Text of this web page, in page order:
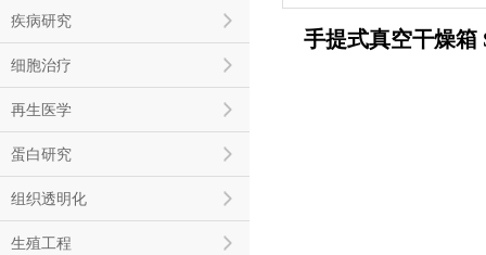
疾病研究
细胞治疗
再生医学
蛋白研究
组织透明化
生殖工程
手提式真空干燥箱